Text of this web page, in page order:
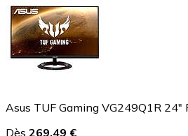
Asus TUF Gaming VG249Q1R 24"
Dès 269,49 €